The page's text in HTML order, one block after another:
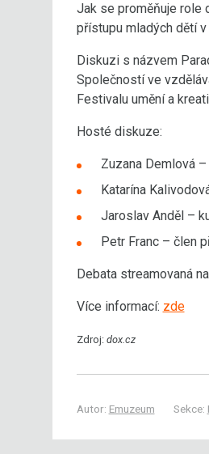
Jak se proměňuje role
přístupu mladých dětí v
Diskuzi s názvem
Společností ve
Festivalu umění a
Hosté diskuze:
Zuzana Demlová
Katarína
Jaroslav Anděl –
Petr Franc – člen
Debata streamovaná na
Více informací: zde
Zdroj: dox.cz
Autor: Emuzeum Sekce: